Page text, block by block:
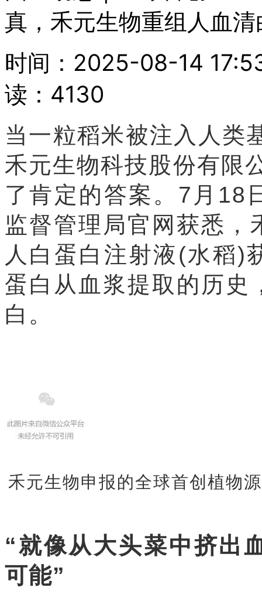
真，禾元生物重组人血
时间：2025-08-14
读：4130
当一粒稻米被注入人类
禾元生物科技股份有限
了肯定的答案。7月18
监督管理局官网获悉，
人白蛋白注射液(水稻)
蛋白从血浆提取的历史
白。
禾元生物申报的全球首创植物
“就像从大头菜中挤出
可能”